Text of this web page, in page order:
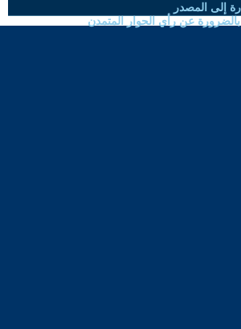
إلى المصدر
بالضرورة عن رأي الحوار المتمدن